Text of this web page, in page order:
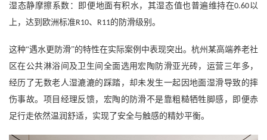
湿态静摩擦系数：即便地面有积水，其湿态值也普遍维持在0.60以
上，达到欧洲标准R10、 R11的防滑级别。
这种“遇水更防滑”的特性在实际案例中表现突出。杭州某高端养老社
区在公共淋浴间及卫生间全面选用宏陶防滑亚光砖，运营三年多，
经历了无数老人湿漉漉的踩踏，却未发生一起因地面湿滑导致的摔
伤事故。项目经理反馈，宏陶的防滑不是靠粗糙牺牲脚感，即便赤
足行走依然温润舒适，实现了安全与触感的精妙平衡。